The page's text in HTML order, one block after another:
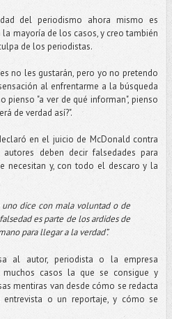
del periodismo ahora mismo es
mayoría de los casos, y creo también
de los periodistas.
no les gustarán, pero yo no pretendo
al enfrentarme a la búsqueda
pienso "a ver de qué informan", pienso
de verdad así?".
en el juicio de McDonald contra
deben decir falsedades para
necesitan y, con todo el descaro y la
uno dice con mala voluntad o de
es parte de los ardides de
para llegar a la verdad”.
al autor, periodista o la empresa
muchos casos la que se consigue y
mentiras van desde cómo se redacta
o un reportaje, y cómo se